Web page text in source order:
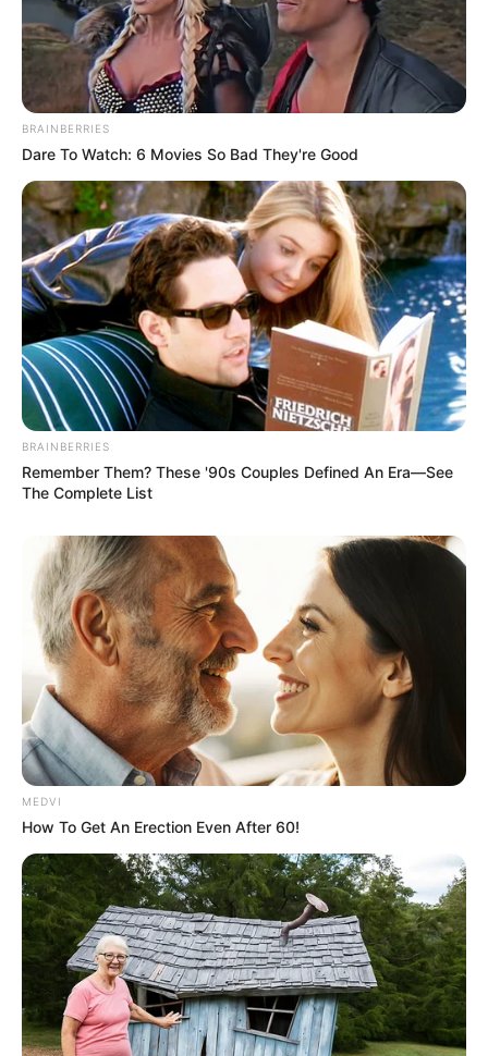
BRAINBERRIES
Dare To Watch: 6 Movies So Bad They're Good
BRAINBERRIES
Remember Them? These '90s Couples Defined An Era—See
The Complete List
MEDVI
How To Get An Erection Even After 60!